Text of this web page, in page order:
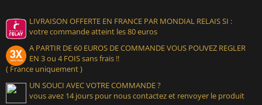
LIVRAISON OFFERTE EN FRANCE PAR MONDIAL RELAIS SI :
votre commande atteint les 80 euros
A PARTIR DE 60 EUROS DE COMMANDE VOUS POUVEZ REGLER
EN 3 ou 4 FOIS sans frais !!
( France uniquement )
UN SOUCI AVEC VOTRE COMMANDE ?
vous avez 14 jours pour nous contactez et renvoyer le produit